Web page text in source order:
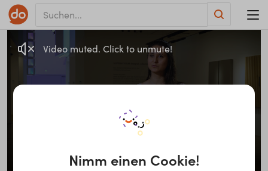
Video muted. Click to unmute!
Nimm einen Cookie!